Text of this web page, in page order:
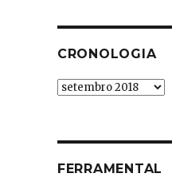
CRONOLOGIA
Cronologia
FERRAMENTAL